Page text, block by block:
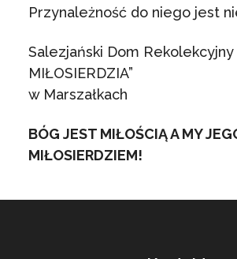
Przynależność do niego jest
Salezjański Dom Rekolekcyjny
MIŁOSIERDZIA”
w Marszałkach
BÓG JEST MIŁOŚCIĄ A MY
MIŁOSIERDZIEM!